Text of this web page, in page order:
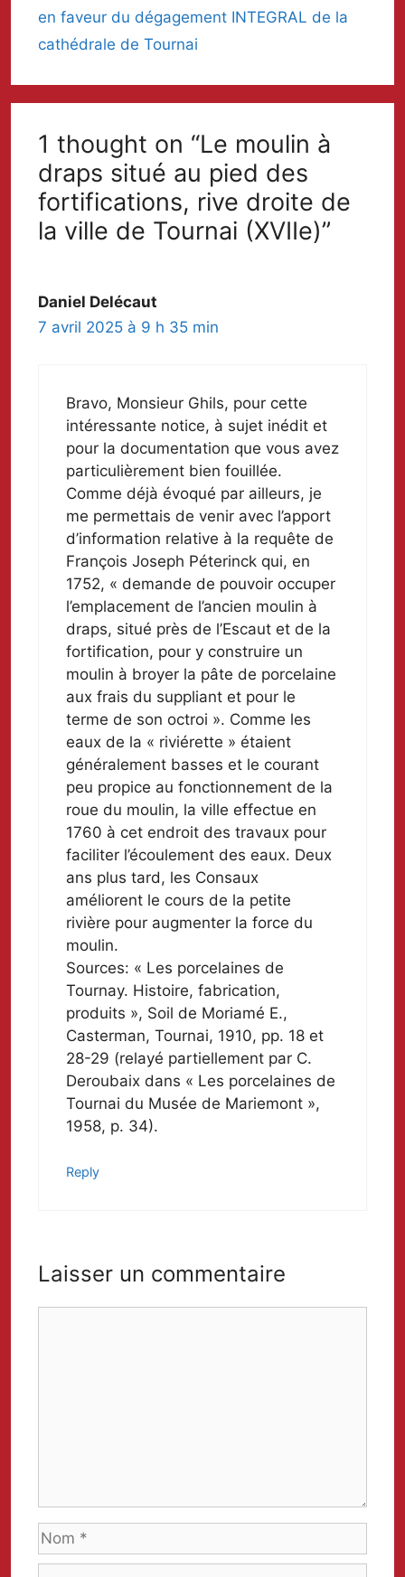
en faveur du dégagement INTEGRAL de la
cathédrale de Tournai
1 thought on “Le moulin à
draps situé au pied des
fortifications, rive droite de
la ville de Tournai (XVIIe)”
Daniel Delécaut
7 avril 2025 à 9 h 35 min
Bravo, Monsieur Ghils, pour cette
intéressante notice, à sujet inédit et
pour la documentation que vous avez
particulièrement bien fouillée.
Comme déjà évoqué par ailleurs, je
me permettais de venir avec l’apport
d’information relative à la requête de
François Joseph Péterinck qui, en
1752, « demande de pouvoir occuper
l’emplacement de l’ancien moulin à
draps, situé près de l’Escaut et de la
fortification, pour y construire un
moulin à broyer la pâte de porcelaine
aux frais du suppliant et pour le
terme de son octroi ». Comme les
eaux de la « riviérette » étaient
généralement basses et le courant
peu propice au fonctionnement de la
roue du moulin, la ville effectue en
1760 à cet endroit des travaux pour
faciliter l’écoulement des eaux. Deux
ans plus tard, les Consaux
améliorent le cours de la petite
rivière pour augmenter la force du
moulin.
Sources: « Les porcelaines de
Tournay. Histoire, fabrication,
produits », Soil de Moriamé E.,
Casterman, Tournai, 1910, pp. 18 et
28-29 (relayé partiellement par C.
Deroubaix dans « Les porcelaines de
Tournai du Musée de Mariemont »,
1958, p. 34).
Reply
Laisser un commentaire
Nom